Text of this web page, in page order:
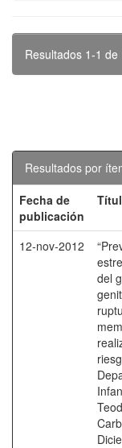
Resultados 1-1 de
Resultados por
Fecha de
publicación
12-nov-2012
del